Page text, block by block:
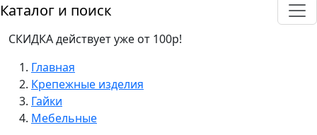
Каталог и поиск
СКИДКА действует уже от 100р!
Главная
Крепежные изделия
Гайки
Мебельные